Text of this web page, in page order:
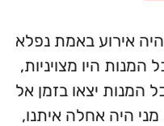
אירוע באמת נפלא
היו מצויניות,
המנות יצאו בזמן אל
מני היה אחלה איתנו,